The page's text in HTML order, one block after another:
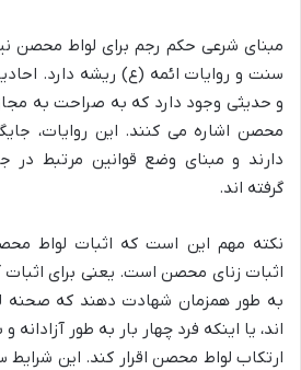
مبنای شرعی حکم رجم برای لواط محصن
سنت و روایات ائمه (ع) ریشه دارد.
و حدیثی وجود دارد که به صراحت به
محصن اشاره می کنند. این روایات،
دارند و مبنای وضع قوانین مرتبط در
گرفته اند.
نکته مهم این است که اثبات لواط
اثبات زنای محصن است. یعنی برای اثبات
به طور همزمان شهادت دهند که صحنه
اند، یا اینکه فرد چهار بار به طور
ارتکاب لواط محصن اقرار کند. این